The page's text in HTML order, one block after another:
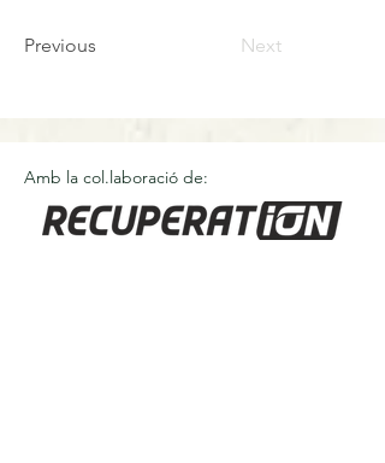
Previous Next
Amb la col.laboració de: